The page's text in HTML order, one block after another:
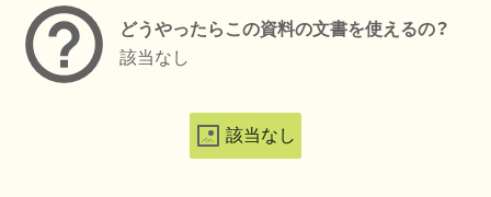
どうやったらこの資料の文書を使えるの？
該当なし
該当なし